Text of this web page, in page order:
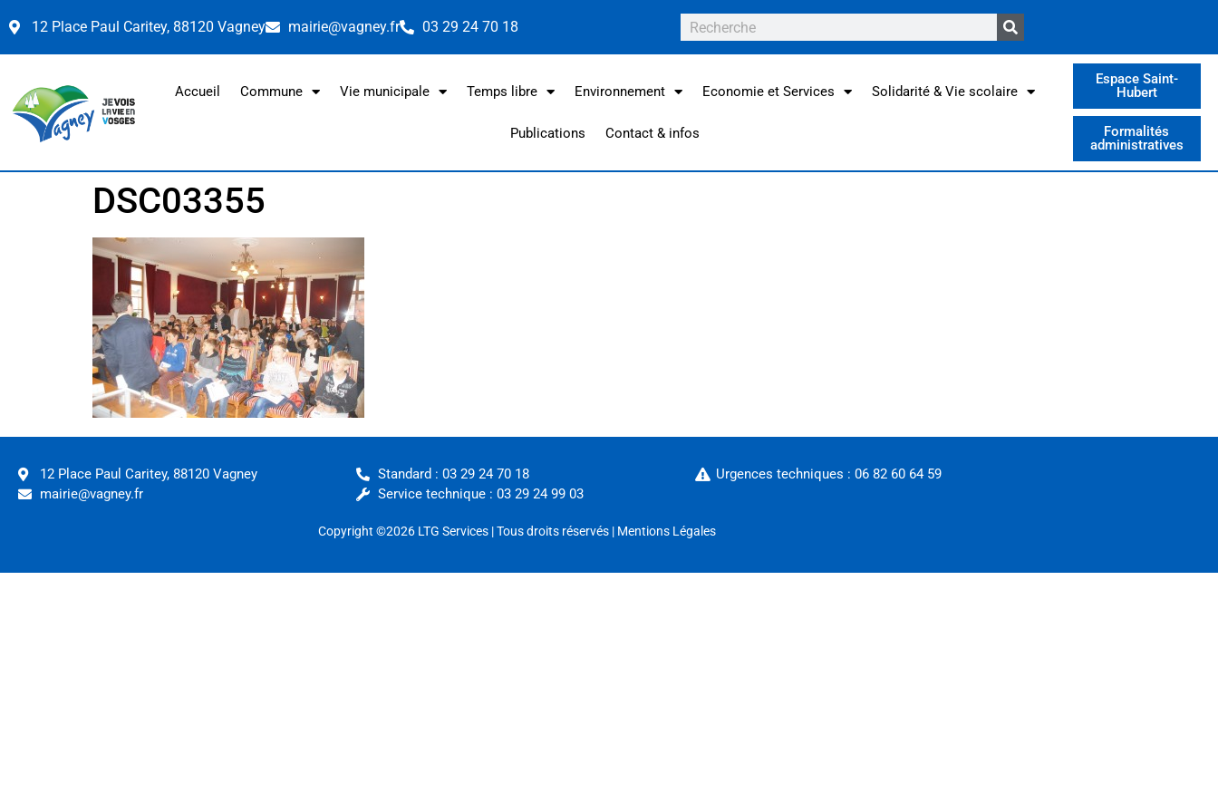
12 Place Paul Caritey, 88120 Vagney mairie@vagney.fr 03 29 24 70 18
Accueil Commune Vie municipale Temps libre Environnement Economie et Services Solidarité & Vie scolaire
Publications Contact & infos
Espace Saint-
Hubert
Formalités
administratives
DSC03355
12 Place Paul Caritey, 88120 Vagney
mairie@vagney.fr
Standard : 03 29 24 70 18
Service technique : 03 29 24 99 03
Urgences techniques : 06 82 60 64 59
Copyright ©2026 LTG Services| Tous droits réservés | Mentions Légales